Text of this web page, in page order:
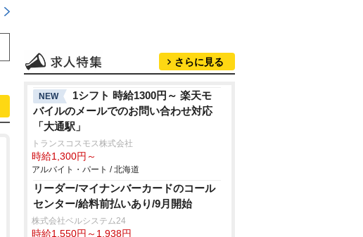
さらに見る
NEW
1シフト 時給1300円～ 楽天モ
バイルのメールでのお問い合わせ対応
「大通駅」
トランスコスモス株式会社
時給1,300円～
アルバイト・パート / 北海道
リーダー/マイナンバーカードのコール
センター/給料前払いあり/9月開始
株式会社ベルシステム24
時給1,550円～1,938円